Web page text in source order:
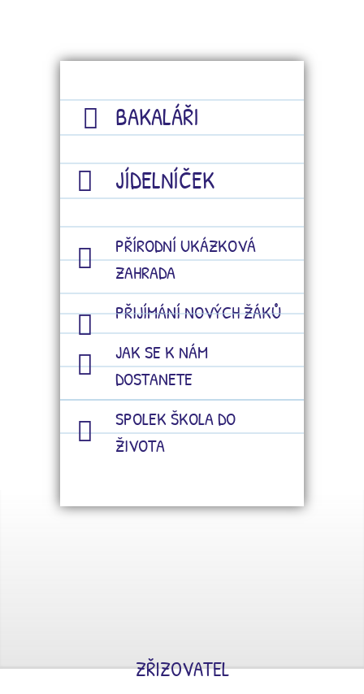
BAKALÁŘI
JÍDELNÍČEK
PŘÍRODNÍ UKÁZKOVÁ
ZAHRADA
PŘIJÍMÁNÍ NOVÝCH ŽÁKŮ
JAK SE K NÁM
DOSTANETE
SPOLEK ŠKOLA DO
ŽIVOTA
ZŘIZOVATEL